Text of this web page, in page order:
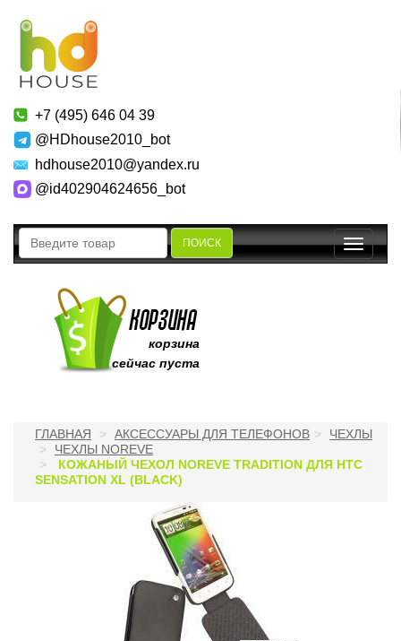
+7 (495) 646 04 39
@HDhouse2010_bot
hdhouse2010@yandex.ru
@id402904624656_bot
ПОИСК
Toggle
корзина
сейчас пуста
ГЛАВНАЯ АКСЕССУАРЫ ДЛЯ ТЕЛЕФОНОВ
ЧЕХЛЫ
ЧЕХЛЫ NOREVE
КОЖАНЫЙ ЧЕХОЛ NOREVE TRADITION ДЛЯ HTC
SENSATION XL (BLACK)